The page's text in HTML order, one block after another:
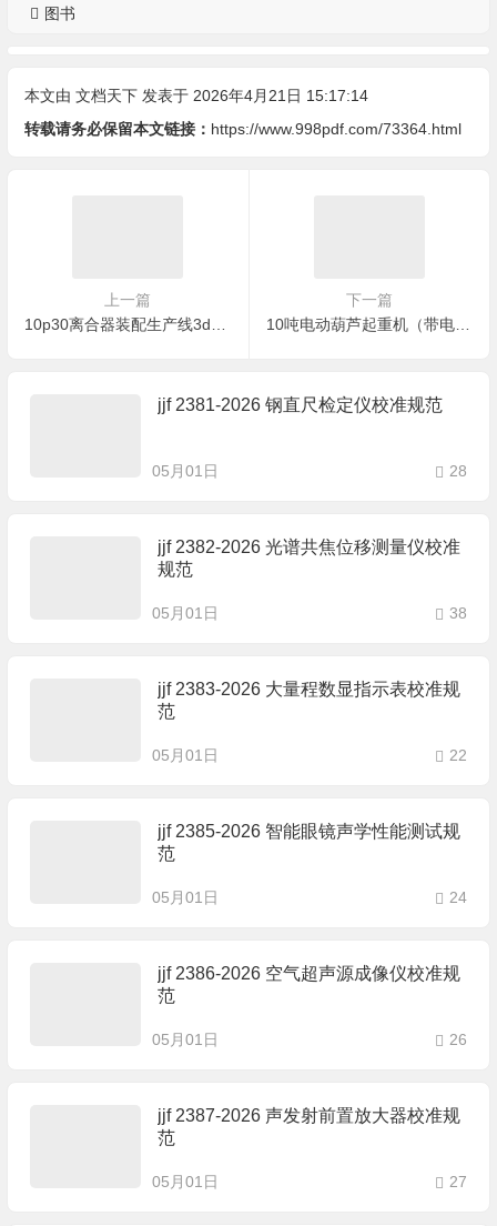
图书
本文由 文档天下发表于 2026年4月21日 15:17:14
转载请务必保留本文链接： https://www.998pdf.com/73364.html
上一篇
下一篇
10吨电动葫芦起重机（带电控柜）3d模型
jjf 2381-2026 钢直尺检定仪校准规范
05月01日 28
jjf 2382-2026 光谱共焦位移测量仪校准
规范
05月01日 38
jjf 2383-2026 大量程数显指示表校准规
范
05月01日 22
jjf 2385-2026 智能眼镜声学性能测试规
范
05月01日 24
jjf 2386-2026 空气超声源成像仪校准规
范
05月01日 26
jjf 2387-2026 声发射前置放大器校准规
范
05月01日 27